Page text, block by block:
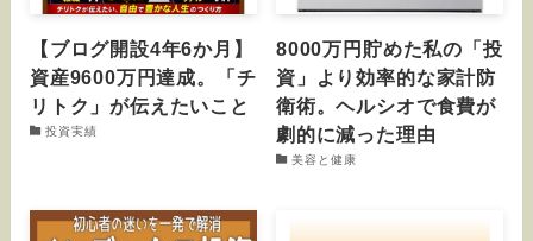
【ブログ開設4年6か月】
資産9600万円達成。「チ
リトク」が伝えたいこと
投資実績
8000万円貯めた私の「投
資」より効率的な家計防
衛術。ヘルシオで食費が
劇的に減った理由
美容と健康